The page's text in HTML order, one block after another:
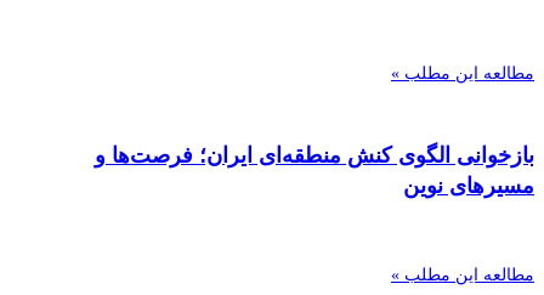
مطالعه این مطلب »
بازخوانی الگوی کنش منطقه‌ای ایران؛ فرصت‌ها و
مسیرهای نوین
مطالعه این مطلب »